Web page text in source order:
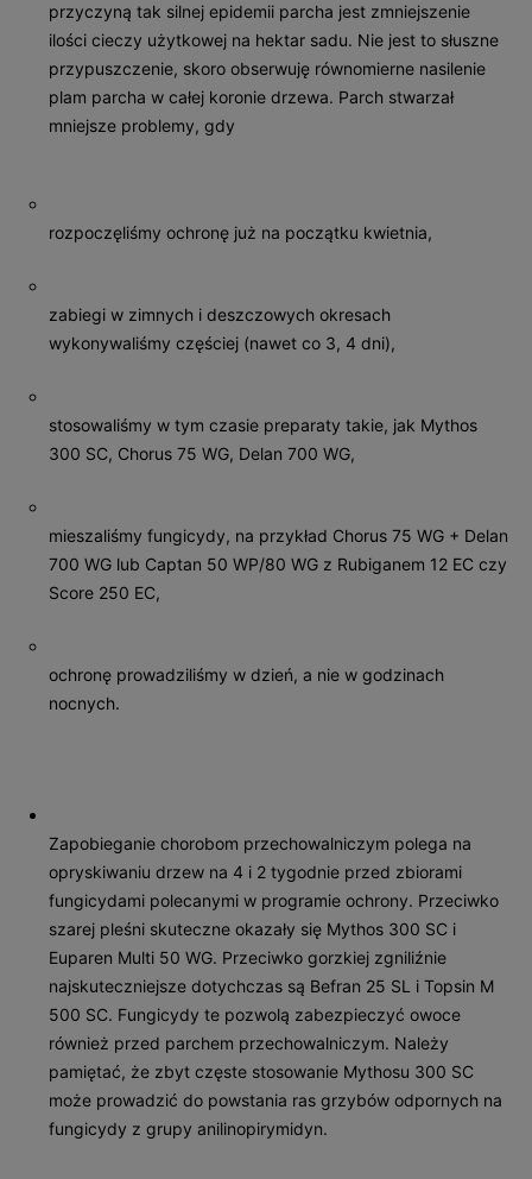
przyczyną tak silnej epidemii parcha jest zmniejszenie
ilości cieczy użytkowej na hektar sadu. Nie jest to słuszne
przypuszczenie, skoro obserwuję równomierne nasilenie
plam parcha w całej koronie drzewa. Parch stwarzał
mniejsze problemy, gdy
rozpoczęliśmy ochronę już na początku kwietnia,
zabiegi w zimnych i deszczowych okresach
wykonywaliśmy częściej (nawet co 3, 4 dni),
stosowaliśmy w tym czasie preparaty takie, jak Mythos
300 SC, Chorus 75 WG, Delan 700 WG,
mieszaliśmy fungicydy, na przykład Chorus 75 WG + Delan
700 WG lub Captan 50 WP/80 WG z Rubiganem 12 EC czy
Sco­re 250 EC,
ochronę prowadziliśmy w dzień, a nie w go­dzinach
nocnych.
Zapobieganie chorobom przechowalniczym polega na
opryskiwaniu drzew na 4 i 2 tygodnie przed zbiorami
fungicydami polecanymi w programie ochrony. Przeciwko
szarej pleśni skuteczne okazały się Mythos 300 SC i
Euparen Multi 50 WG. Przeciwko gorzkiej zgniliźnie
najskuteczniejsze dotychczas są Befran 25 SL i Topsin M
500 SC. Fungicydy te pozwolą zabezpieczyć owoce
również przed parchem przechowalniczym. Należy
pamiętać, że zbyt częste stosowanie Mythosu 300 SC
może prowadzić do powstania ras grzybów odpornych na
fungicydy z grupy anilinopirymidyn.